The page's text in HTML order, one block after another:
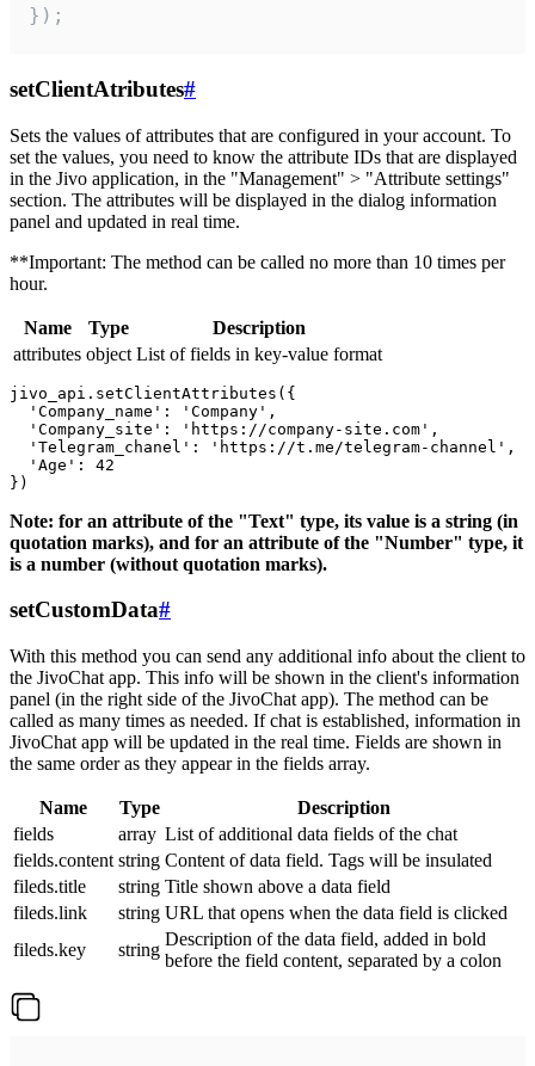
});
setClientAtributes#
Sets the values ​​of attributes that are configured in your account. To
set the values, you need to know the attribute IDs that are displayed
in the Jivo application, in the "Management" > "Attribute settings"
section. The attributes will be displayed in the dialog information
panel and updated in real time.
**Important: The method can be called no more than 10 times per
hour.
Name Type
Description
attributes object List of fields in key-value format
jivo_api.setClientAttributes({
  'Company_name': 'Company',
  'Company_site': 'https://company-site.com',
  'Telegram_chanel': 'https://t.me/telegram-channel',
  'Age': 42
Note: for an attribute of the "Text" type, its value is a string (in
quotation marks), and for an attribute of the "Number" type, it
is a number (without quotation marks).
setCustomData#
With this method you can send any additional info about the client to
the JivoChat app. This info will be shown in the client's information
panel (in the right side of the JivoChat app). The method can be
called as many times as needed. If chat is established, information in
JivoChat app will be updated in the real time. Fields are shown in
the same order as they appear in the fields array.
Name Type
Description
fields
array List of additional data fields of the chat
fields.content string Content of data field. Tags will be insulated
fileds.title
string Title shown above a data field
fileds.link
string URL that opens when the data field is clicked
fileds.key
string
Description of the data field, added in bold
before the field content, separated by a colon